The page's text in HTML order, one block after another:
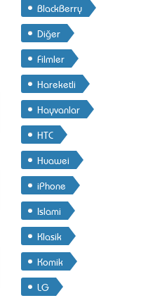
BlackBerry
Diğer
Filmler
Hareketli
Hayvanlar
HTC
Huawei
iPhone
Islami
Klasik
Komik
LG